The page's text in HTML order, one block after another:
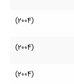
(2004)
(2004)
(2004)